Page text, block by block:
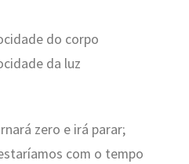
do corpo
da luz
zero e irá parar;
com o tempo